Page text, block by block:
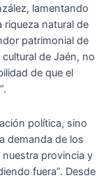
lamentando
riqueza natural de
patrimonial de
de Jaén, no
de que el
política, sino
demanda de los
provincia y
fuera”. Desde